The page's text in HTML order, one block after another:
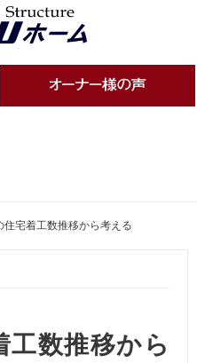
宅着工数推移から考える
工数推移から